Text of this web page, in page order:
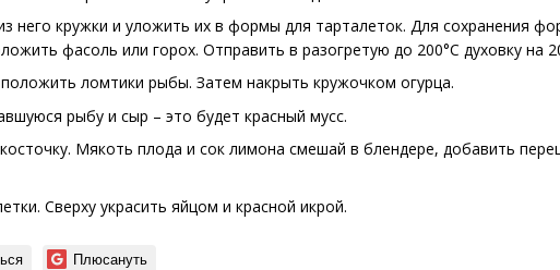
него кружки и уложить их в формы для тарталеток. Для сохранения
фасоль или горох. Отправить в разогретую до 200°С духовку на
ломтики рыбы. Затем накрыть кружочком огурца.
рыбу и сыр – это будет красный мусс.
Мякоть плода и сок лимона смешай в блендере, добавить
Сверху украсить яйцом и красной икрой.
Плюсануть